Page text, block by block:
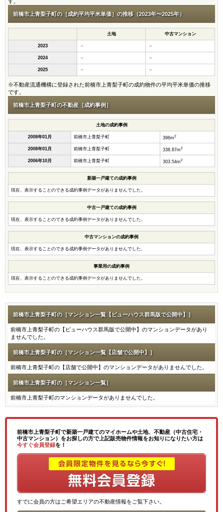
前橋市上青梨子町の［成約平均平米単価］の推移（2023年〜2025年）
土地 中古マンション
2023 － －
2024 － －
2025 － －
※不動産流通機構に登録された前橋市上青梨子町の成約物件の平均平米単価の推移
です。
前橋市上青梨子町の不動産［成約事例］
土地の成約事例
2008年01月 前橋市上青梨子町 396m2
2008年01月 前橋市上青梨子町 338.87m2
2006年10月 前橋市上青梨子町 303.54m2
新築一戸建ての成約事例
現在、表示することのできる成約事例データがありませんでした。
中古一戸建ての成約事例
現在、表示することのできる成約事例データがありませんでした。
中古マンションの成約事例
現在、表示することのできる成約事例データがありませんでした。
事業用の成約事例
現在、表示することのできる成約事例データがありませんでした。
前橋市上青梨子町の［マンション一覧【ビューハウス群馬版で公開中】］
前橋市上青梨子町の【ビューハウス群馬版で公開中】のマンションデータがあり
ませんでした。
前橋市上青梨子町の［マンション一覧【店舗で公開中】］
前橋市上青梨子町の【店舗で公開中】のマンションデータがありませんでした。
前橋市上青梨子町の［マンション一覧］
前橋市上青梨子町のマンションデータがありませんでした。
前橋市上青梨子町で新築一戸建てのマイホームや土地、不動産（中古住宅・
中古マンション）をお探しの方で上記販売物件情報をお知りになりたい方は
今すぐ会員登録を！
すでに会員の方はご希望エリアの不動産情報をご覧下さい。